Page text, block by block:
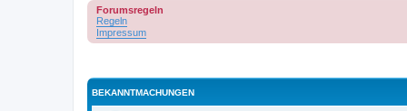
Forumsregeln
Regeln
Impressum
BEKANNTMACHUNGEN